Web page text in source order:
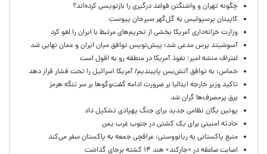
چگونه تهران و واشنگتن قواعد درگیری را بازنویسی کرده‌اند؟
کاپیتان پرسپولیس به گل‌گهر سیرجان پیوست
وزارت خزانه‌داری آمریکا بخشی از تحریم‌های مرتبط با ایران را لغو کرد
آسوشیتد پرس مدعی شد: پیش‌نویس توافق میان ایران و عمان نهایی شد
اعتراف منشه امیر؛ نفوذ آمریکا در منطقه رو به افول است
حماس: به توافق آتش‌بس پایبندیم/ آمریکا اسرائیل را تحت فشار قرار دهد
تاکید وزیر خارجه ایتالیا بر ضرورت ادامه گفت‌وگوها بر سر تنگه هرمز
برق پرمصرف‌ها گران شد
پوتین یگان نظامی جدید برای جنگ پهپادی تشکیل داد
حادثه امنیتی برای یک کشتی در جنوب غرب یمن
منبع پاکستانی به ریانووستی: عراقچی جمعه به پاکستان سفر می‌کند
اصابت صاعقه در «جارکند» هند ۱۴ کشته برجای گذاشت